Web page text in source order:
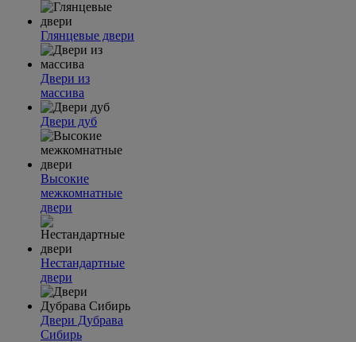
Глянцевые двери
Двери из
массива
Двери дуб
Высокие
межкомнатные
двери
Нестандартные
двери
Двери Дубрава
Сибирь